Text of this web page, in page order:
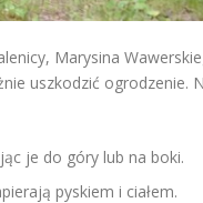
Marysina
uszkodzić ogrodzenie.
je do góry lub na boki.
pyskiem i ciałem.